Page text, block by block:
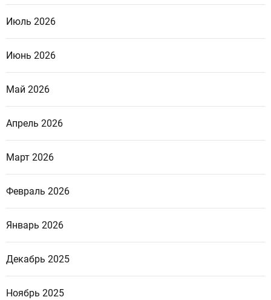
Июль 2026
Июнь 2026
Май 2026
Апрель 2026
Март 2026
Февраль 2026
Январь 2026
Декабрь 2025
Ноябрь 2025